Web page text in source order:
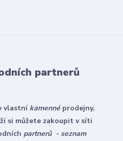
partnerů
vlastní kamennéprodejny,
si můžete zakoupit v síti
partnerů - seznam